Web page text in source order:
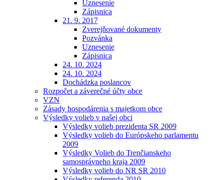
Uznesenie
Zápisnica
21. 9. 2017
Zverejňované dokumenty
Pozvánka
Uznesenie
Zápisnica
24. 10. 2024
24. 10. 2024
Dochádzka poslancov
Rozpočet a záverečné účty obce
VZN
Zásady hospodárenia s majetkom obce
Výsledky volieb v našej obci
Výsledky volieb prezidenta SR 2009
Výsledky volieb do Európskeho parlamentu
2009
Výsledky Volieb do Trenčianskeho
samosprávneho kraja 2009
Výsledky volieb do NR SR 2010